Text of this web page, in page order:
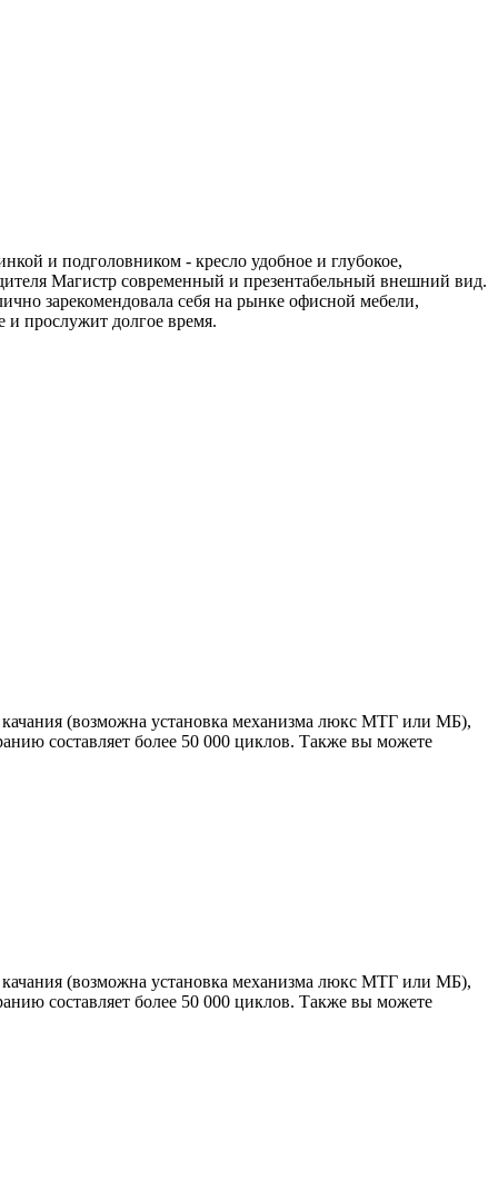
и подголовником - кресло удобное и глубокое,
Магистр современный и презентабельный внешний вид.
зарекомендовала себя на рынке офисной мебели,
и прослужит долгое время.
(возможна установка механизма люкс МТГ или МБ),
составляет более 50 000 циклов. Также вы можете
(возможна установка механизма люкс МТГ или МБ),
составляет более 50 000 циклов. Также вы можете